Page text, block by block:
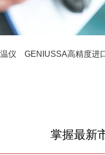
仪 GENIUSSA高精度进
掌握最新